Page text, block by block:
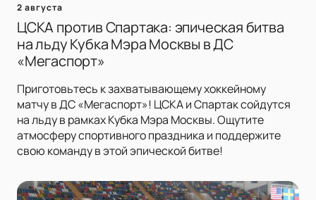
2 августа
ЦСКА против Спартака: эпическая битва
на льду Кубка Мэра Москвы в ДС
«Мегаспорт»
Приготовьтесь к захватывающему хоккейному
матчу в ДС «Мегаспорт»! ЦСКА и Спартак сойдутся
на льду в рамках Кубка Мэра Москвы. Ощутите
атмосферу спортивного праздника и поддержите
свою команду в этой эпической битве!